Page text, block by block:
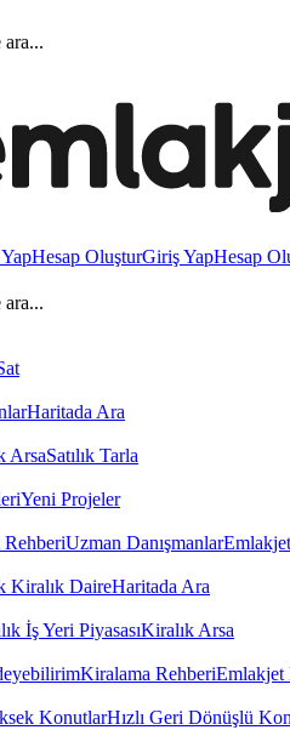
Hesap OluşturGiriş YapHesap
Haritada Ara
ArsaSatılık Tarla
Yeni Projeler
Uzman Danışmanlar
Kiralık DaireHaritada Ara
İş Yeri PiyasasıKiralık Arsa
Kiralama RehberiEmlakjet
KonutlarHızlı Geri Dönüşlü